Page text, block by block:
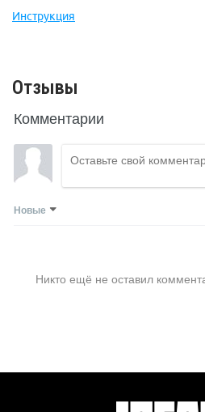
Инструкция
Отзывы
Комментарии
Новые
Никто ещё не оставил